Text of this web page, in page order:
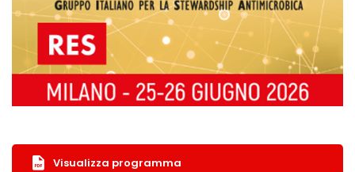
Visualizza programma